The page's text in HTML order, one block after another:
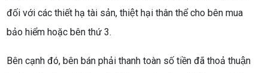
đối với các thiết hạ tài sản, thiệt hại thân thể cho bên mua
bảo hiểm hoặc bên thứ 3.
Bên cạnh đó, bên bán phải thanh toàn số tiền đã thoả thuận